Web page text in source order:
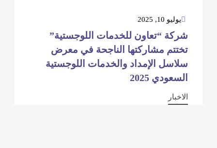
يوليو 10, 2025
شركة “تعاون للخدمات اللوجستية”
تختتم مشاركتها الناجحة في معرض
سلاسل الإمداد والخدمات اللوجستية
السعودي 2025
الاخبار